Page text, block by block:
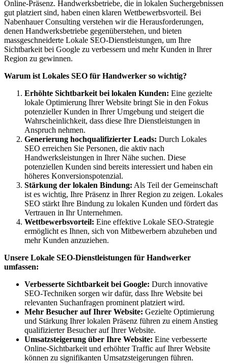
Online-Präsenz. Handwerksbetriebe, die in lokalen Suchergebnissen
gut platziert sind, haben einen klaren Wettbewerbsvorteil. Bei
Nabenhauer Consulting verstehen wir die Herausforderungen,
denen Handwerksbetriebe gegenüberstehen, und bieten
massgeschneiderte Lokale SEO-Dienstleistungen, um Ihre
Sichtbarkeit bei Google zu verbessern und mehr Kunden in Ihrer
Region zu gewinnen.
Warum ist Lokales SEO für Handwerker so wichtig?
Erhöhte Sichtbarkeit bei lokalen Kunden: Eine gezielte
lokale Optimierung Ihrer Website bringt Sie in den Fokus
potenzieller Kunden in Ihrer Umgebung und steigert die
Wahrscheinlichkeit, dass diese Ihre Dienstleistungen in
Anspruch nehmen.
Generierung hochqualifizierter Leads: Durch Lokales
SEO erreichen Sie Personen, die aktiv nach
Handwerksleistungen in Ihrer Nähe suchen. Diese
potenziellen Kunden sind bereits interessiert und haben ein
höheres Konversionspotenzial.
Stärkung der lokalen Bindung: Als Teil der Gemeinschaft
ist es wichtig, Ihre Präsenz in Ihrer Region zu zeigen. Lokales
SEO stärkt Ihre Bindung zu lokalen Kunden und fördert das
Vertrauen in Ihr Unternehmen.
Wettbewerbsvorteil: Eine effektive Lokale SEO-Strategie
ermöglicht es Ihnen, sich von Mitbewerbern abzuheben und
mehr Kunden anzuziehen.
Unsere Lokale SEO-Dienstleistungen für Handwerker
umfassen:
Verbesserte Sichtbarkeit bei Google: Durch innovative
SEO-Techniken sorgen wir dafür, dass Ihre Website bei
relevanten Suchanfragen prominent platziert wird.
Mehr Besucher auf Ihrer Website: Gezielte Optimierung
und Stärkung Ihrer lokalen Präsenz führen zu einem Anstieg
qualifizierter Besucher auf Ihrer Website.
Umsatzsteigerung über Ihre Website: Eine verbesserte
Online-Sichtbarkeit und erhöhter Traffic auf Ihrer Website
können zu signifikanten Umsatzsteigerungen führen.